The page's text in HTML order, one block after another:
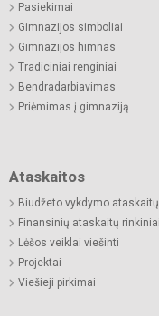
Pasiekimai
Gimnazijos simboliai
Gimnazijos himnas
Tradiciniai renginiai
Bendradarbiavimas
Priėmimas į gimnaziją
Ataskaitos
Biudžeto vykdymo
Finansinių ataskaitų rinkiniai
Lėšos veiklai viešinti
Projektai
Viešieji pirkimai